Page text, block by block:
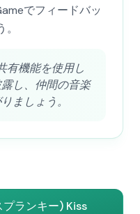
でフィードバッ
有機能を使用し
し、仲間の音楽
ましょう。
ランキー) Kiss